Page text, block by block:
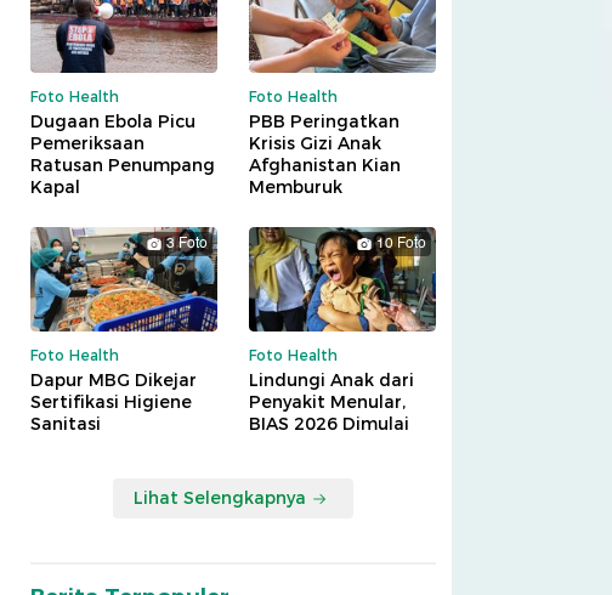
Foto Health
Dugaan Ebola Picu
Pemeriksaan
Ratusan Penumpang
Kapal
Foto Health
PBB Peringatkan
Krisis Gizi Anak
Afghanistan Kian
Memburuk
3 Foto
Foto Health
Dapur MBG Dikejar
Sertifikasi Higiene
Sanitasi
10 Foto
Foto Health
Lindungi Anak dari
Penyakit Menular,
BIAS 2026 Dimulai
Lihat Selengkapnya